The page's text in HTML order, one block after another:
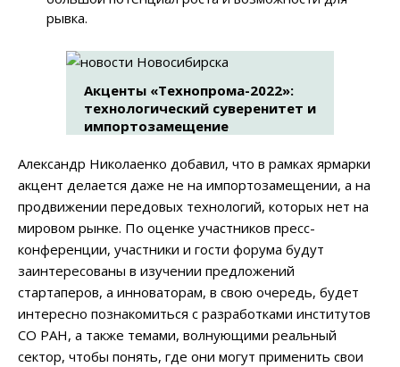
рывка.
Акценты «Технопрома-2022»:
технологический суверенитет и
импортозамещение
Александр Николаенко добавил, что в рамках ярмарки
акцент делается даже не на импортозамещении, а на
продвижении передовых технологий, которых нет на
мировом рынке. По оценке участников пресс-
конференции, участники и гости форума будут
заинтересованы в изучении предложений
стартаперов, а инноваторам, в свою очередь, будет
интересно познакомиться с разработками институтов
СО РАН, а также темами, волнующими реальный
сектор, чтобы понять, где они могут применить свои